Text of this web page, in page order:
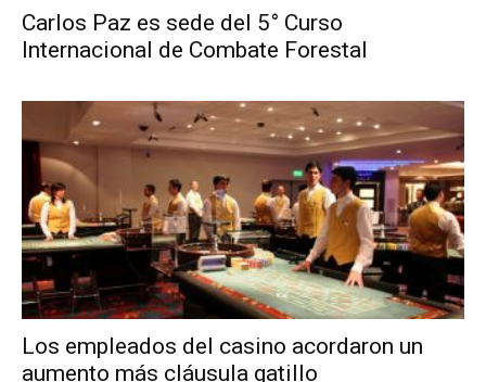
Carlos Paz es sede del 5° Curso
Internacional de Combate Forestal
Los empleados del casino acordaron un
aumento más cláusula gatillo